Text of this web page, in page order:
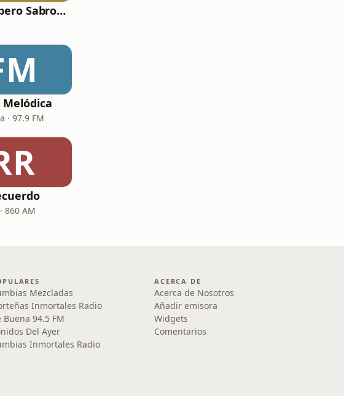
Viejitas pero Sabrosas Radio
· 97.9 FM
860 AM
Mezcladas
Inmortales Radio
Buena 94.5 FM
Del Ayer
Inmortales Radio
ACERCA DE
Acerca de Nosotros
Añadir emisora
Widgets
Comentarios